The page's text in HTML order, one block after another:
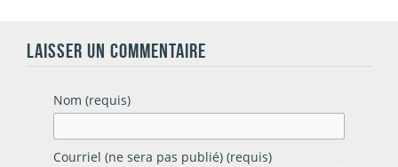
LAISSER UN COMMENTAIRE
Nom (requis)
Courriel (ne sera pas publié) (requis)